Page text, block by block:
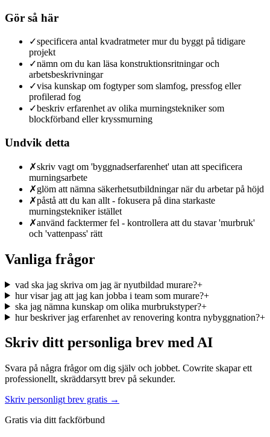
Gör så här
✓specificera antal kvadratmeter mur du byggt på tidigare
projekt
✓nämn om du kan läsa konstruktionsritningar och
arbetsbeskrivningar
✓visa kunskap om fogtyper som slamfog, pressfog eller
profilerad fog
✓beskriv erfarenhet av olika murningstekniker som
blockförband eller kryssmurning
Undvik detta
✗skriv vagt om 'byggnadserfarenhet' utan att specificera
murningsarbete
✗glöm att nämna säkerhetsutbildningar när du arbetar på höjd
✗påstå att du kan allt - fokusera på dina starkaste
murningstekniker istället
✗använd facktermer fel - kontrollera att du stavar 'murbruk'
och 'vattenpass' rätt
Vanliga frågor
vad ska jag skriva om jag är nyutbildad murare?+
hur visar jag att jag kan jobba i team som murare?+
ska jag nämna kunskap om olika murbrukstyper?+
hur beskriver jag erfarenhet av renovering kontra nybyggnation?+
Skriv ditt personliga brev med AI
Svara på några frågor om dig själv och jobbet. Cowrite skapar ett
professionellt, skräddarsytt brev på sekunder.
Skriv personligt brev gratis →
Gratis via ditt fackförbund